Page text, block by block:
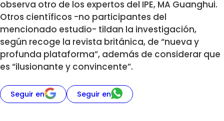
observa otro de los expertos del IPE, MA Guanghui.
Otros científicos -no participantes del
mencionado estudio- tildan la investigación,
según recoge la revista británica, de “nueva y
profunda plataforma”, además de considerar que
es “ilusionante y convincente”.
Seguir en Seguir en